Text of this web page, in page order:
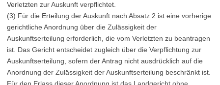
Verletzten zur Auskunft verpflichtet.
(3) Für die Erteilung der Auskunft nach Absatz 2 ist eine vorherige
gerichtliche Anordnung über die Zulässigkeit der
Auskunftserteilung erforderlich, die vom Verletzten zu beantragen
ist. Das Gericht entscheidet zugleich über die Verpflichtung zur
Auskunftserteilung, sofern der Antrag nicht ausdrücklich auf die
Anordnung der Zulässigkeit der Auskunftserteilung beschränkt ist.